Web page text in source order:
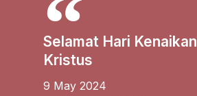
Selamat Hari
Kristus
9 May 2024